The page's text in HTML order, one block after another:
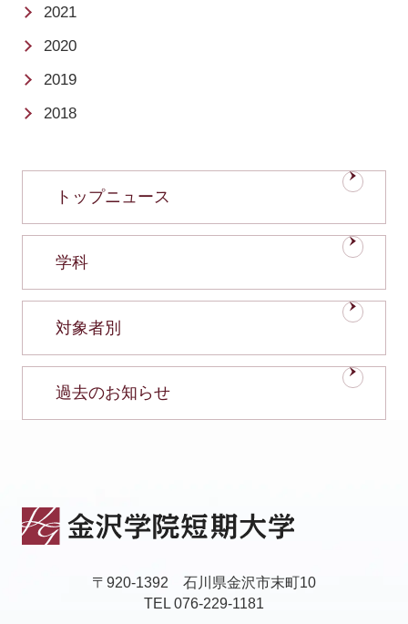
2021
2020
2019
2018
トップニュース
学科
対象者別
過去のお知らせ
〒920-1392 石川県金沢市末町10
TEL 076-229-1181